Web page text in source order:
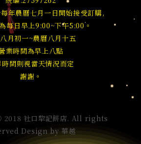
年農曆七月一日開始接受訂購,
每日早上9:00~下午5:00。
月初一~農曆八月十五
業時間為早上八點
時間則視當天情況而定
謝謝。
社口犂記餅店. All rights
Design by華越